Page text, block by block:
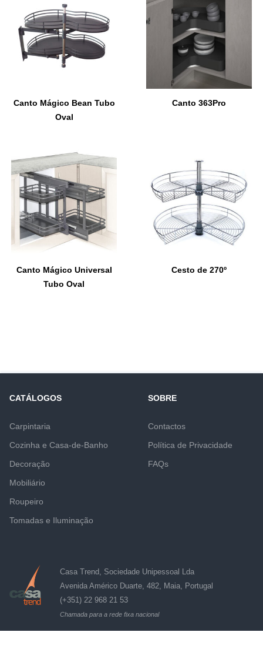
Canto Mágico Bean Tubo
Oval
Canto 363Pro
Canto Mágico Universal
Tubo Oval
Cesto de 270º
CATÁLOGOS
Carpintaria
Cozinha e Casa-de-Banho
Decoração
Mobiliário
Roupeiro
Tomadas e Iluminação
SOBRE
Contactos
Política de Privacidade
FAQs
Casa Trend, Sociedade Unipessoal Lda
Avenida Américo Duarte, 482, Maia, Portugal
(+351) 22 968 21 53
Chamada para a rede fixa nacional